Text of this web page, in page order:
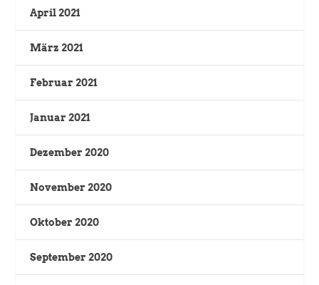
April 2021
März 2021
Februar 2021
Januar 2021
Dezember 2020
November 2020
Oktober 2020
September 2020